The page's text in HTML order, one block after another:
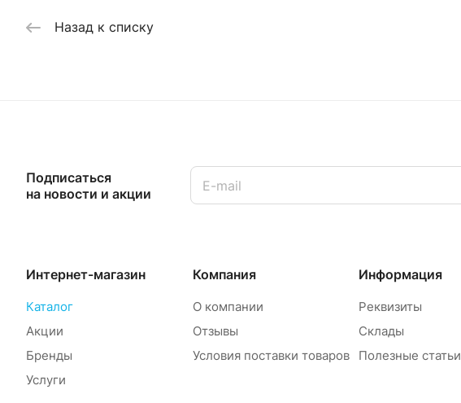
Назад к списку
Подписаться
на новости и акции
Интернет-магазин
Каталог
Акции
Бренды
Услуги
Компания
О компании
Отзывы
Условия поставки товаров
Информация
Реквизиты
Склады
Полезные статьи